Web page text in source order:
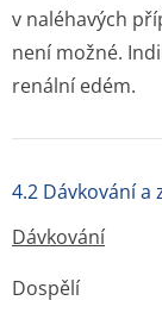
v naléhavých
není možné.
renální edém.
4.2 Dávkování
Dávkování
Dospělí